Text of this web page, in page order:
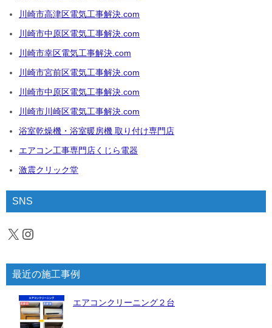
川崎市高津区電気工事解決.com
川崎市中原区電気工事解決.com
川崎市幸区電気工事解決.com
川崎市宮前区電気工事解決.com
川崎市中原区電気工事解決.com
川崎市川崎区電気工事解決.com
浴室乾燥機・浴室暖房機 取り付け専門店
エアコン工事専門店くじら電器
激震クリック堂
SNS
X Instagram
最近の施工事例
エアコンクリーニング２台